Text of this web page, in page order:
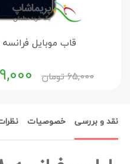
قاب موبایل
65,000تومان
نقد و بررسی خصوصیات